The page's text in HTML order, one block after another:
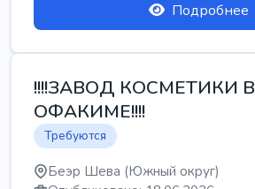
Подробнее
!!!!ЗАВОД КОСМЕТИКИ В
ОФАКИМЕ!!!!
Требуются
Беэр Шева (Южный округ)